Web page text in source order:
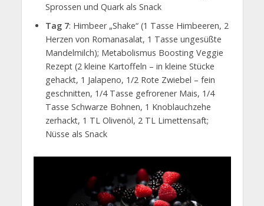
Sprossen und Quark als Snack
Tag 7: Himbeer „Shake“ (1 Tasse Himbeeren, 2
Herzen von Romanasalat, 1 Tasse ungesüßte
Mandelmilch); Metabolismus Boosting Veggie
Rezept (2 kleine Kartoffeln – in kleine Stücke
gehackt, 1 Jalapeno, 1/2 Rote Zwiebel – fein
geschnitten, 1/4 Tasse gefrorener Mais, 1/4
Tasse Schwarze Bohnen, 1 Knoblauchzehe
zerhackt, 1 TL Olivenöl, 2 TL Limettensaft;
Nüsse als Snack